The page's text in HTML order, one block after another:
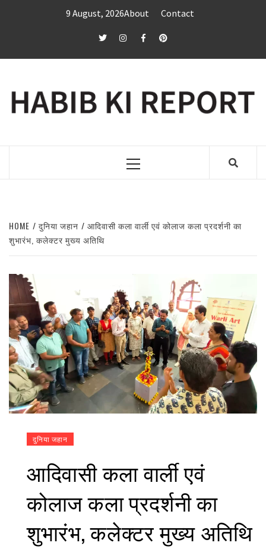
9 August, 2026About Contact
twitterInstagramFacebookPinterest
Primary
HOME दुनिया जहान
आदिवासी कला वार्ली एवं कोलाज कला प्रदर्शनी का
शुभारंभ, कलेक्टर मुख्य अतिथि
दुनिया जहान
आदिवासी कला वार्ली एवं
कोलाज कला प्रदर्शनी का
शुभारंभ, कलेक्टर मुख्य अतिथि